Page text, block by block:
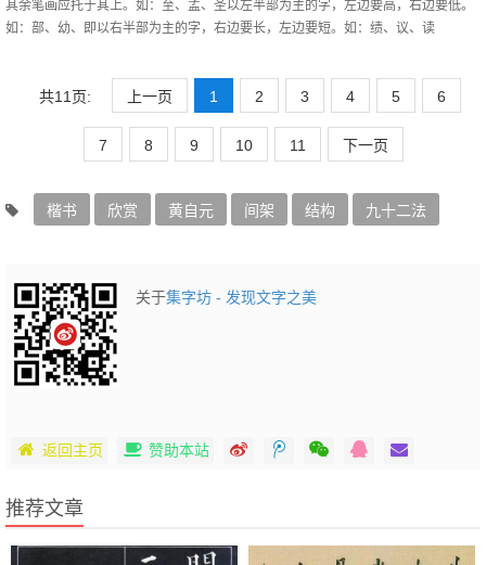
其余笔画应托于其上。如：至、孟、圣以左半部为主的字，左边要高，右边要低。
如：部、幼、即以右半部为主的字，右边要长，左边要短。如：绩、议、读
共11页: 上一页 1 2 3 4 5 6
7 8 9 10 11 下一页
楷书 欣赏 黄自元 间架 结构 九十二法
关于集字坊 - 发现文字之美
返回主页 赞助本站
推荐文章